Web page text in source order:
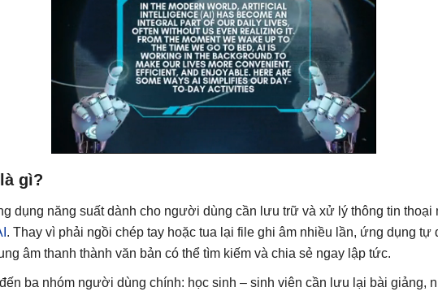
gì?
dụng năng suất dành cho người dùng cần lưu trữ và xử lý thông tin thoại
. Thay vì phải ngồi chép tay hoặc tua lại file ghi âm nhiều lần, ứng dụng tự
âm thanh thành văn bản có thể tìm kiếm và chia sẻ ngay lập tức.
ba nhóm người dùng chính: học sinh – sinh viên cần lưu lại bài giảng,